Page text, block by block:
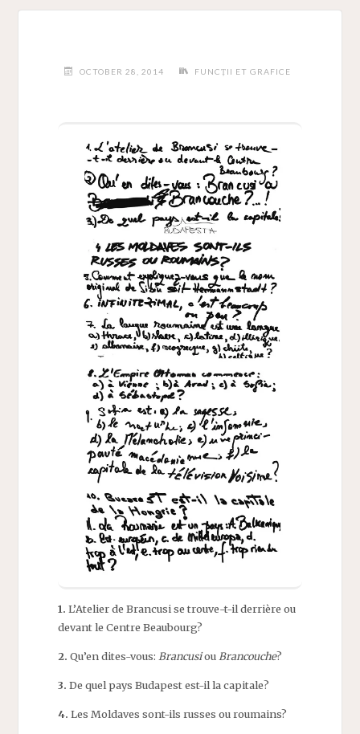
OCTOBER 28, 2014 FUNCȚII ET GRAFICE
1. L’Atelier de Brancusi se trouve-t-il derrière ou
devant le Centre Beaubourg?
2. Qu’en dites-vous: Brancusiou Brancouche?
3. De quel pays Budapest est-il la capitale?
4. Les Moldaves sont-ils russes ou roumains?